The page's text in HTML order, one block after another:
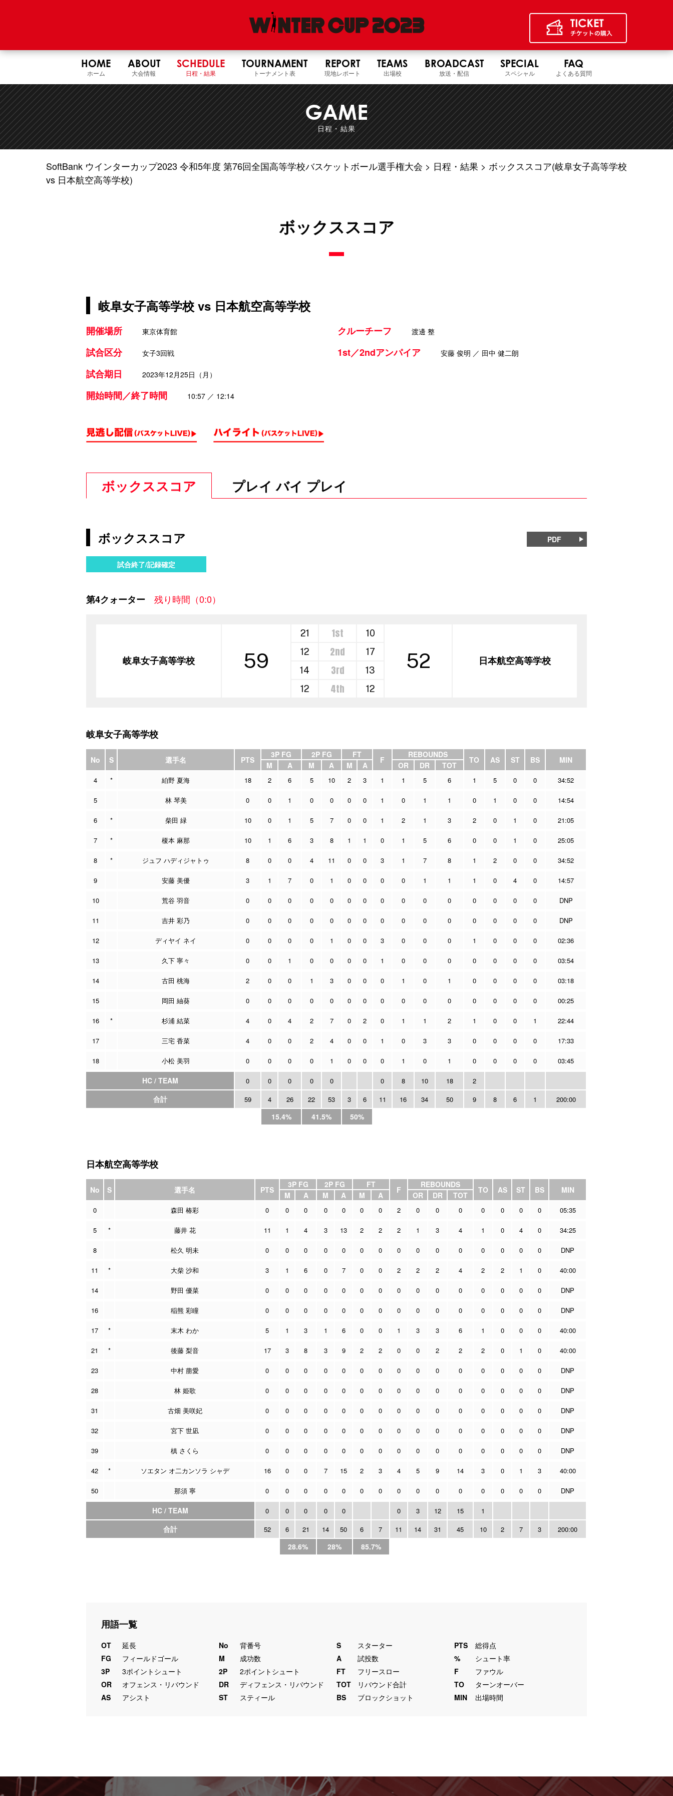
HOME
ホーム
ABOUT
大会情報
SCHEDULE
日程・結果
TOURNAMENT
トーナメント表
REPORT
現地レポート
TEAMS
出場校
BROADCAST
放送・配信
SPECIAL
スペシャル
FAQ
よくある質問
GAME
日程・結果
SoftBank ウインターカップ2023 令和5年度 第76回全国高等学校バスケットボール選手権大会 日程・結果
ボックススコア(岐阜女子高等学校
vs 日本航空高等学校)
ボックススコア
岐阜女子高等学校 vs 日本航空高等学校
開催場所 東京体育館
試合区分 女子3回戦
試合期日 2023年12月25日（月）
開始時間／終了時間 10:57 ／ 12:14
クルーチーフ 渡邊 整
1st／2ndアンパイア 安藤 俊明 ／ 田中 健二朗
ボックススコア プレイ バイ プレイ
ボックススコア PDF
試合終了/記録確定
第4クォーター 残り時間（0:0）
岐阜女子高等学校 59
21 1st 10
52 日本航空高等学校
12 2nd
17
14
3rd
13
12
4th 12
岐阜女子高等学校
No S 選手名 PTS
3P FG 2P FG FT
F
REBOUNDS
TO AS ST BS MIN
M A M A M A OR DR TOT
4 * 絈野 夏海 18 2 6 5 10 2 3 1 1 5 6 1 5 0 0 34:52
5 林 琴美 0 0 1 0 0 0 0 1 0 1 1 0 1 0 0 14:54
6 * 柴田 緑 10 0 1 5 7 0 0 1 2 1 3 2 0 1 0 21:05
7 * 榎本 麻那 10 1 6 3 8 1 1 0 1 5 6 0 0 1 0 25:05
8 * ジュフ ハディジャトゥ 8 0 0 4 11 0 0 3 1 7 8 1 2 0 0 34:52
9 安藤 美優 3 1 7 0 1 0 0 0 0 1 1 1 0 4 0 14:57
10 荒谷 羽音 0 0 0 0 0 0 0 0 0 0 0 0 0 0 0 DNP
11 吉井 彩乃 0 0 0 0 0 0 0 0 0 0 0 0 0 0 0 DNP
12 ディヤイ ネイ 0 0 0 0 1 0 0 3 0 0 0 1 0 0 0 02:36
13 久下 寧々 0 0 1 0 0 0 0 1 0 0 0 0 0 0 0 03:54
14 古田 桃海 2 0 0 1 3 0 0 0 1 0 1 0 0 0 0 03:18
15 岡田 紬葵 0 0 0 0 0 0 0 0 0 0 0 0 0 0 0 00:25
16 * 杉浦 結菜 4 0 4 2 7 0 2 0 1 1 2 1 0 0 1 22:44
17 三宅 香菜 4 0 0 2 4 0 0 1 0 3 3 0 0 0 0 17:33
18 小松 美羽 0 0 0 0 1 0 0 0 1 0 1 0 0 0 0 03:45
HC / TEAM 0 0 0 0 0 0 8 10 18 2
合計 59 4 26 22 53 3 6 11 16 34 50 9 8 6 1 200:00
15.4% 41.5% 50%
日本航空高等学校
No S 選手名 PTS
3P FG 2P FG FT
F
REBOUNDS
TO AS ST BS MIN
M A M A M A OR DR TOT
0 森田 椿彩 0 0 0 0 0 0 0 2 0 0 0 0 0 0 0 05:35
5 * 藤井 花 11 1 4 3 13 2 2 2 1 3 4 1 0 4 0 34:25
8 松久 明未 0 0 0 0 0 0 0 0 0 0 0 0 0 0 0 DNP
11 * 大柴 沙和 3 1 6 0 7 0 0 2 2 2 4 2 2 1 0 40:00
14 野田 優菜 0 0 0 0 0 0 0 0 0 0 0 0 0 0 0 DNP
16 稲熊 彩瞳 0 0 0 0 0 0 0 0 0 0 0 0 0 0 0 DNP
17 * 末木 わか 5 1 3 1 6 0 0 1 3 3 6 1 0 0 0 40:00
21 * 後藤 梨音 17 3 8 3 9 2 2 0 0 2 2 2 0 1 0 40:00
23 中村 萠愛 0 0 0 0 0 0 0 0 0 0 0 0 0 0 0 DNP
28 林 姫歌 0 0 0 0 0 0 0 0 0 0 0 0 0 0 0 DNP
31 古畑 美咲妃 0 0 0 0 0 0 0 0 0 0 0 0 0 0 0 DNP
32 宮下 世凪 0 0 0 0 0 0 0 0 0 0 0 0 0 0 0 DNP
39 槙 さくら 0 0 0 0 0 0 0 0 0 0 0 0 0 0 0 DNP
42 * ソエタン オ二カンソラ シャデ 16 0 0 7 15 2 3 4 5 9 14 3 0 1 3 40:00
50 那須 寧 0 0 0 0 0 0 0 0 0 0 0 0 0 0 0 DNP
HC / TEAM 0 0 0 0 0 0 3 12 15 1
合計 52 6 21 14 50 6 7 11 14 31 45 10 2 7 3 200:00
28.6% 28% 85.7%
用語一覧
OT 延長 No 背番号 S スターター PTS
総得点
FG
フィールドゴール M 成功数 A 試投数 %
シュート率
3P
3ポイントシュート 2P 2ポイントシュート FT フリースロー F
ファウル
OR
オフェンス・リバウンド DR ディフェンス・リバウンド TOT リバウンド合計 TO
ターンオーバー
AS
アシスト ST スティール BS ブロックショット MIN 出場時間